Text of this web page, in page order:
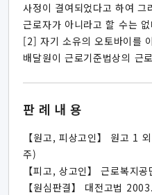
사정이 결여되었다고 하여 그
근로자가 아니라고 할 수는 없
[2] 자기 소유의 오토바이를
배달원이 근로기준법상의 근
판례내용
【원고, 피상고인】 원고 1
주)
【피고, 상고인】 근로복지공
【원심판결】 대전고법